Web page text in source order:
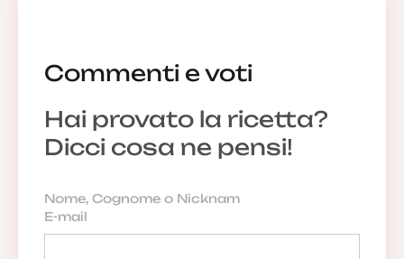
Commenti e voti
Hai provato la ricetta?
Dicci cosa ne pensi!